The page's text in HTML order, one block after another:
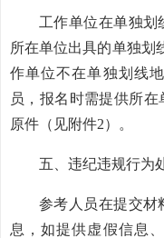
工作单位在单独划
所在单位出具的单独划
作单位不在单独划线
员，报名时需提供所
原件（见附件2）。
五、违纪违规行为
参考人员在提交材
息，如提供虚假信息